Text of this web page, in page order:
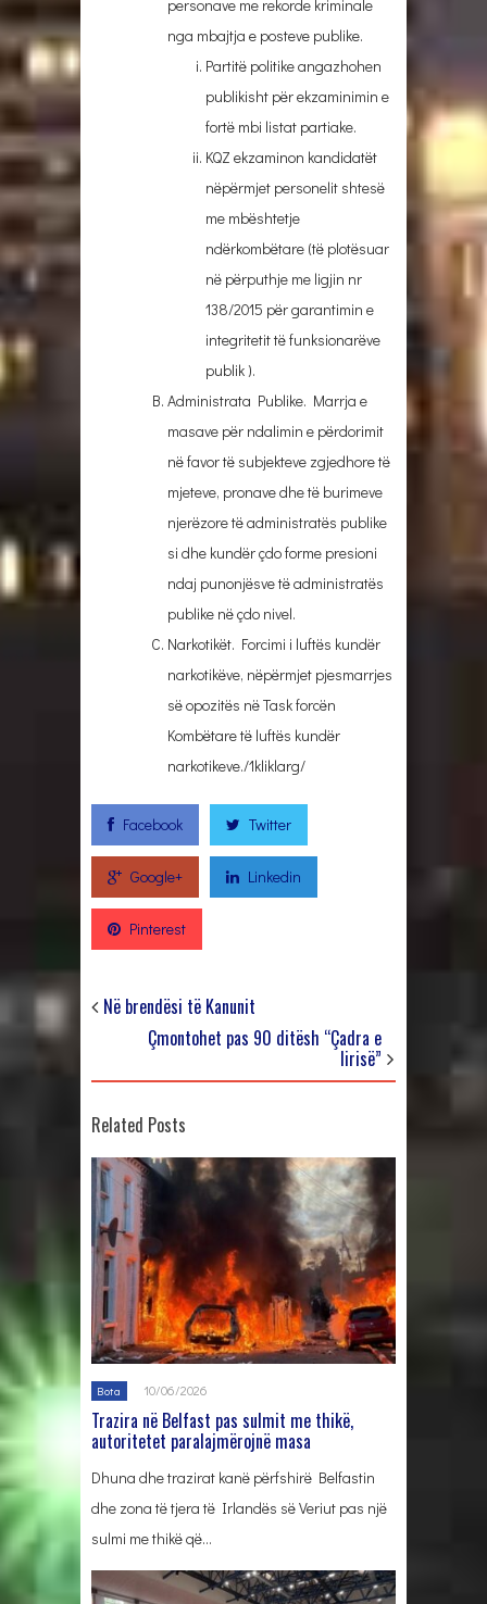
personave me rekorde kriminale
nga mbajtja e posteve publike.
Partitë politike angazhohen
publikisht për ekzaminimin e
fortë mbi listat partiake.
KQZ ekzaminon kandidatët
nëpërmjet personelit shtesë
me mbështetje
ndërkombëtare (të plotësuar
në përputhje me ligjin nr
138/2015 për garantimin e
integritetit të funksionarëve
publik ).
Administrata Publike. Marrja e
masave për ndalimin e përdorimit
në favor të subjekteve zgjedhore të
mjeteve, pronave dhe të burimeve
njerëzore të administratës publike
si dhe kundër çdo forme presioni
ndaj punonjësve të administratës
publike në çdo nivel.
Narkotikët. Forcimi i luftës kundër
narkotikëve, nëpërmjet pjesmarrjes
së opozitës në Task forcën
Kombëtare të luftës kundër
narkotikeve./1kliklarg/
Facebook Twitter
Google+ Linkedin
Pinterest
Në brendësi të Kanunit
Çmontohet pas 90 ditësh “Çadra e
lirisë”
Related Posts
Bota 10/06/2026
Trazira në Belfast pas sulmit me thikë,
autoritetet paralajmërojnë masa
Dhuna dhe trazirat kanë përfshirë Belfastin
dhe zona të tjera të Irlandës së Veriut pas një
sulmi me thikë që…